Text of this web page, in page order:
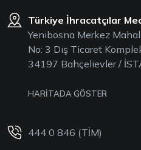
Türkiye İhracatçılar
Yenibosna Merkez
No: 3 Dış Ticaret
34197 Bahçelievler /
HARİTADA GÖSTER
444 0 846 (TİM)